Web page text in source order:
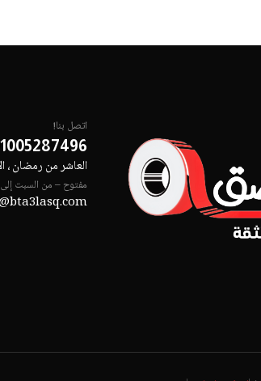
اتصل بنا!
العاشر من رمضان ،
مفتوح – من السبت إلى الخميس